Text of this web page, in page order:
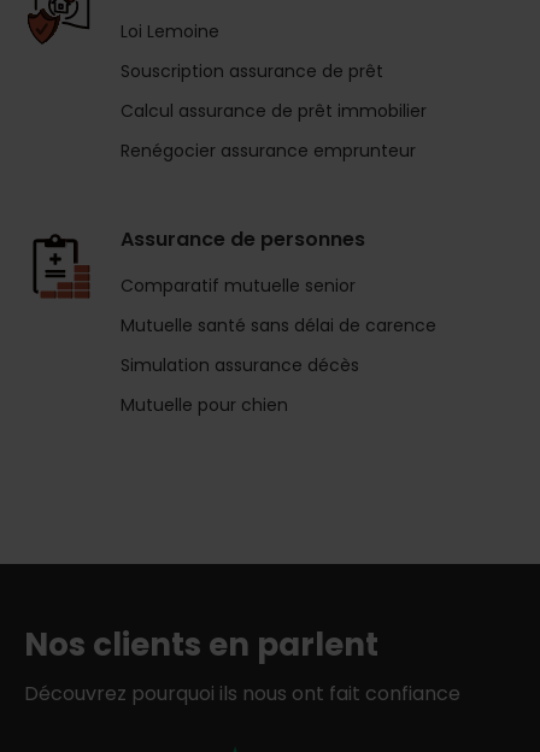
Loi Lemoine
Souscription assurance de prêt
Calcul assurance de prêt immobilier
Renégocier assurance emprunteur
Assurance de personnes
Comparatif mutuelle senior
Mutuelle santé sans délai de carence
Simulation assurance décès
Mutuelle pour chien
Nos clients en parlent
Découvrez pourquoi ils nous ont fait confiance